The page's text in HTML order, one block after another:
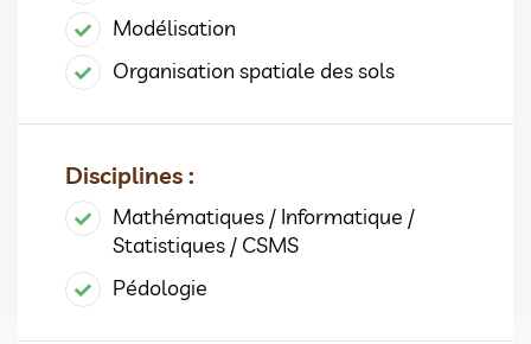
Modélisation
Organisation spatiale des sols
Disciplines :
Mathématiques / Informatique /
Statistiques / CSMS
Pédologie